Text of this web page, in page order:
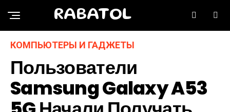
RABATOL
КОМПЬЮТЕРЫ И ГАДЖЕТЫ
Пользователи
Samsung Galaxy A53